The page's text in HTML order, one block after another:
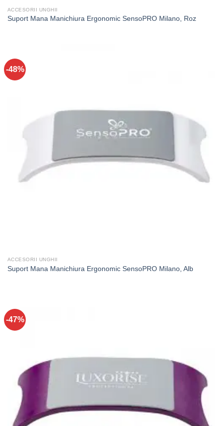
ACCESORII UNGHII
Suport Mana Manichiura Ergonomic SensoPRO Milano, Roz
-48%
ACCESORII UNGHII
Suport Mana Manichiura Ergonomic SensoPRO Milano, Alb
-47%